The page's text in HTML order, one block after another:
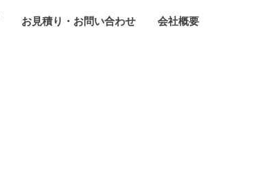
お見積り・お問い合わせ 会社概要